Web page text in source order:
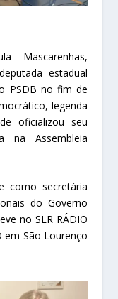
Mascarenhas,
estadual
PSDB no fim de
legenda
oficializou seu
na Assembleia
como secretária
do Governo
no SLR RÁDIO
em São Lourenço